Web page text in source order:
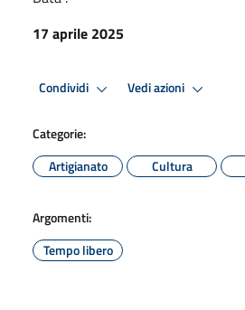
17 aprile 2025
Condividi Vedi azioni
Categorie:
Artigianato
Cultura
Argomenti:
Tempo libero